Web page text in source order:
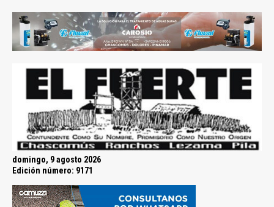
domingo, 9 agosto 2026
Edición número: 9171